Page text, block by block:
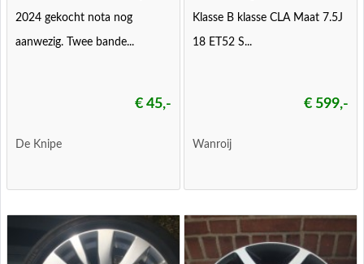
2024 gekocht nota nog
aanwezig. Twee bande...
€ 45,-
De Knipe
Klasse B klasse CLA Maat 7.5J
18 ET52 S...
€ 599,-
Wanroij